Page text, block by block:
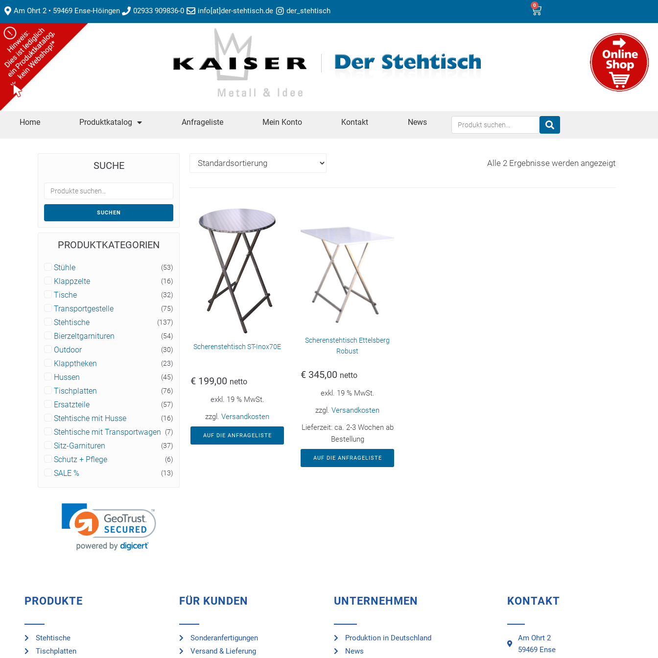
Am Ohrt 2 • 59469 Ense-Höingen 02933 909836-0 info[at]der-stehtisch.de der_stehtisch
0
Home Produktkatalog Anfrageliste Mein Konto Kontakt News
Alle 2 Ergebnisse werden angezeigt
Scherenstehtisch ST-Inox70E
€ 199,00 netto
exkl. 19 % MwSt.
zzgl. Versandkosten
AUF DIE ANFRAGELISTE
Scherenstehtisch Ettelsberg
Robust
€ 345,00 netto
exkl. 19 % MwSt.
zzgl. Versandkosten
Lieferzeit: ca. 2-3 Wochen ab
Bestellung
AUF DIE ANFRAGELISTE
SUCHE
SUCHEN
PRODUKTKATEGORIEN
Stühle (53)
Klappzelte (16)
Tische (32)
Transportgestelle (75)
Stehtische (137)
Bierzeltgarnituren (54)
Outdoor (30)
Klapptheken (23)
Hussen (45)
Tischplatten (76)
Ersatzteile (57)
Stehtische mit Husse (16)
Stehtische mit Transportwagen (7)
Sitz-Garnituren (37)
Schutz + Pflege (6)
SALE % (13)
PRODUKTE
Stehtische
Tischplatten
FÜR KUNDEN
Sonderanfertigungen
Versand & Lieferung
UNTERNEHMEN
Produktion in Deutschland
News
KONTAKT
Am Ohrt 2
59469 Ense